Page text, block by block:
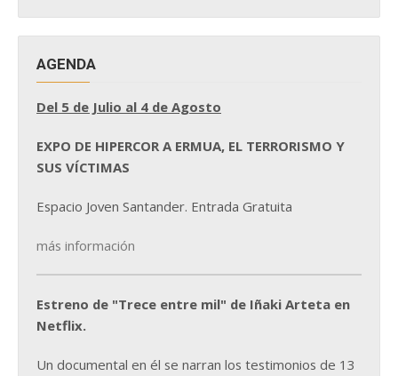
AGENDA
Del 5 de Julio al 4 de Agosto
EXPO DE HIPERCOR A ERMUA, EL TERRORISMO Y
SUS VÍCTIMAS
Espacio Joven Santander. Entrada Gratuita
más información
Estreno de "Trece entre mil" de Iñaki Arteta en
Netflix.
Un documental en él se narran los testimonios de 13